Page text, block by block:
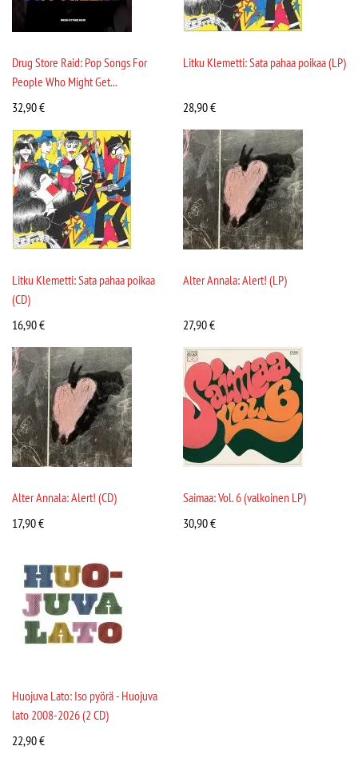
Drug Store Raid: Pop Songs For
People Who Might Get...
32,90€
Litku Klemetti: Sata pahaa poikaa (LP)
28,90€
Litku Klemetti: Sata pahaa poikaa
(CD)
16,90€
Alter Annala: Alert! (LP)
27,90€
Alter Annala: Alert! (CD)
17,90€
Saimaa: Vol. 6 (valkoinen LP)
30,90€
Huojuva Lato: Iso pyörä - Huojuva
lato 2008-2026 (2 CD)
22,90€